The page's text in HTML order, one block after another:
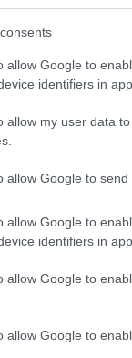
allow Google to
identifiers in
allow my user data
allow Google to
allow Google to
identifiers in
allow Google to
allow Google to
at 14:51:44 UTC
kimi
çiçəkləri
gözəl
yetişdirə
bağça